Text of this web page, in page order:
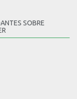
SOBRE